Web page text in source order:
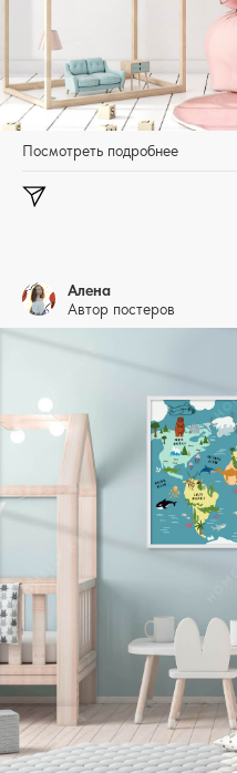
Посмотреть подробнее
Алена
Автор постеров